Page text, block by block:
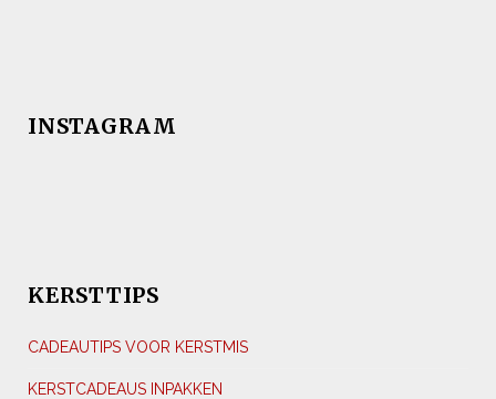
INSTAGRAM
KERSTTIPS
CADEAUTIPS VOOR KERSTMIS
KERSTCADEAUS INPAKKEN